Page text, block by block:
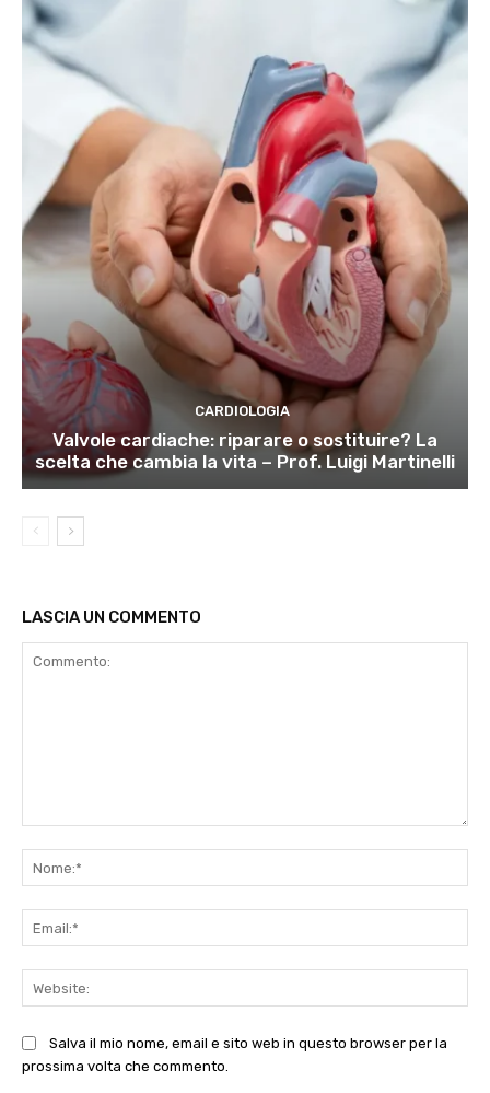
CARDIOLOGIA
Valvole cardiache: riparare o sostituire? La
scelta che cambia la vita – Prof. Luigi Martinelli
LASCIA UN COMMENTO
Salva il mio nome, email e sito web in questo browser per la
prossima volta che commento.